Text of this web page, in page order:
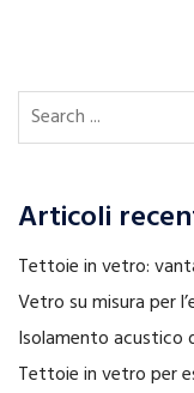
Articoli
Tettoie in vetro:
Vetro su misura per
Isolamento acustico
Tettoie in vetro per